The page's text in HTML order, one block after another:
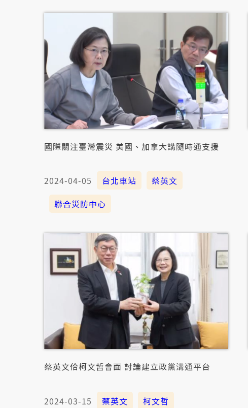
國際關注臺灣震災 美國、加拿大講隨時通支援
2024-04-05 台北車站
蔡英文
聯合災防中心
蔡英文佮柯文哲會面 討論建立政黨溝通平台
2024-03-15 蔡英文
柯文哲